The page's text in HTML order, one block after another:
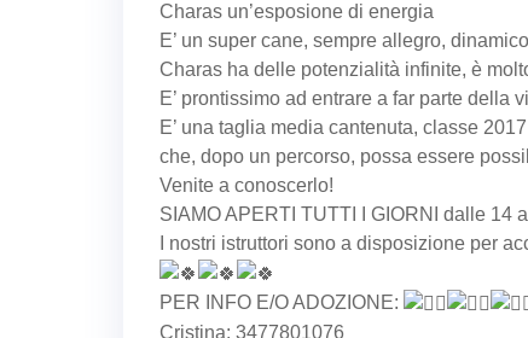
Charas un’esposione di energia
E’ un super cane, sempre allegro,
Charas ha delle potenzialità infinite, è
E’ prontissimo ad entrare a far parte
E’ una taglia media cantenuta, classe
che, dopo un percorso, possa essere
Venite a conoscerlo!
SIAMO APERTI TUTTI I GIORNI dalle 14
I nostri istruttori sono a disposizione per
PER INFO E/O ADOZIONE:
Cristina: 3477801076